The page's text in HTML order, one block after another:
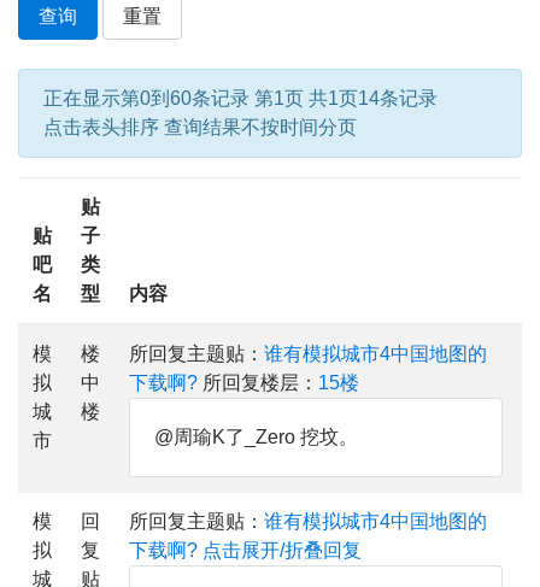
查询
重置
正在显示第0到60条记录 第1页 共1页14条记录
点击表头排序 查询结果不按时间分页
贴
吧
名
贴
子
类
型
内容
模
拟
城
市
楼
中
楼
所回复主题贴： 谁有模拟城市4中国地图的
下载啊? 所回复楼层： 15楼
@周瑜K了_Zero 挖坟。
模
拟
城
回
复
贴
所回复主题贴： 谁有模拟城市4中国地图的
下载啊? 点击展开/折叠回复